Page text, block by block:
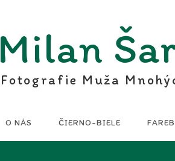
Milan
Fotografie Muža
O NÁS ČIERNO-BIELE